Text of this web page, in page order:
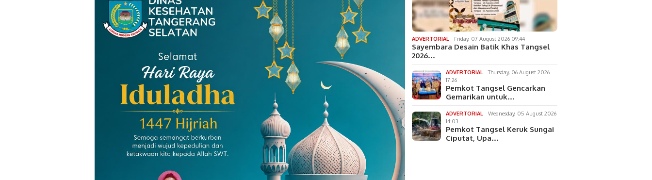
ADVERTORIAL Friday, 07 August 2026 09:44
Sayembara Desain Batik Khas Tangsel
2026…
ADVERTORIAL
Thursday, 06 August 2026
17:26
Pemkot Tangsel Gencarkan
Gemarikan untuk…
ADVERTORIAL
Wednesday, 05 August 2026
14:03
Pemkot Tangsel Keruk Sungai
Ciputat, Upa…